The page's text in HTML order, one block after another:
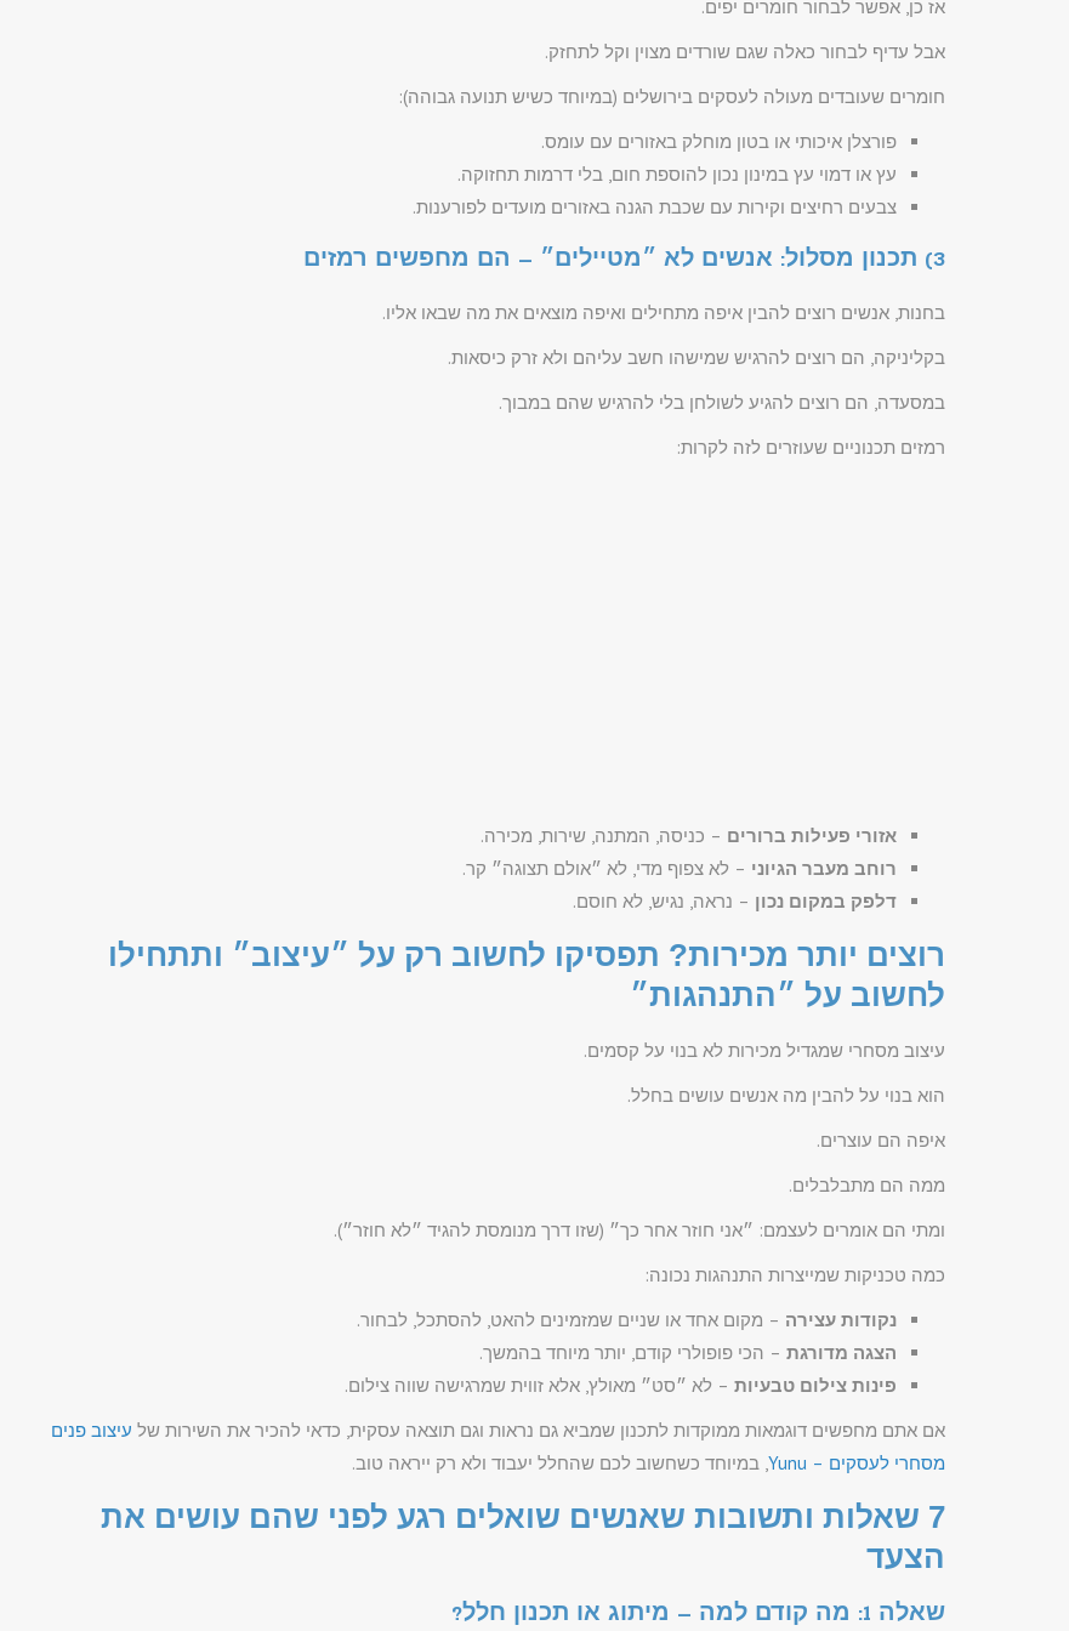
אז כן, אפשר לבחור חומרים יפים.
אבל עדיף לבחור כאלה שגם שורדים מצוין וקל לתחזק.
חומרים שעובדים מעולה לעסקים בירושלים (במיוחד כשיש תנועה גבוהה):
פורצלן איכותי או בטון מוחלק באזורים עם עומס.
עץ או דמוי עץ במינון נכון להוספת חום, בלי דרמות תחזוקה.
צבעים רחיצים וקירות עם שכבת הגנה באזורים מועדים לפורענות.
3) תכנון מסלול: אנשים לא ״מטיילים״ – הם מחפשים רמזים
בחנות, אנשים רוצים להבין איפה מתחילים ואיפה מוצאים את מה שבאו אליו.
בקליניקה, הם רוצים להרגיש שמישהו חשב עליהם ולא זרק כיסאות.
במסעדה, הם רוצים להגיע לשולחן בלי להרגיש שהם במבוך.
רמזים תכנוניים שעוזרים לזה לקרות:
אזורי פעילות ברורים – כניסה, המתנה, שירות, מכירה.
רוחב מעבר הגיוני – לא צפוף מדי, לא ״אולם תצוגה״ קר.
דלפק במקום נכון – נראה, נגיש, לא חוסם.
רוצים יותר מכירות? תפסיקו לחשוב רק על ״עיצוב״ ותתחילו
לחשוב על ״התנהגות״
עיצוב מסחרי שמגדיל מכירות לא בנוי על קסמים.
הוא בנוי על להבין מה אנשים עושים בחלל.
איפה הם עוצרים.
ממה הם מתבלבלים.
ומתי הם אומרים לעצמם: ״אני חוזר אחר כך״ (שזו דרך מנומסת להגיד ״לא חוזר״).
כמה טכניקות שמייצרות התנהגות נכונה:
נקודות עצירה – מקום אחד או שניים שמזמינים להאט, להסתכל, לבחור.
הצגה מדורגת – הכי פופולרי קודם, יותר מיוחד בהמשך.
פינות צילום טבעיות – לא ״סט״ מאולץ, אלא זווית שמרגישה שווה צילום.
אם אתם מחפשים דוגמאות ממוקדות לתכנון שמביא גם נראות וגם תוצאה עסקית, כדאי להכיר את השירות של עיצוב פנים
מסחרי לעסקים – Yunu
, במיוחד כשחשוב לכם שהחלל יעבוד ולא רק ייראה טוב.
7 שאלות ותשובות שאנשים שואלים רגע לפני שהם עושים את
הצעד
שאלה 1: מה קודם למה – מיתוג או תכנון חלל?